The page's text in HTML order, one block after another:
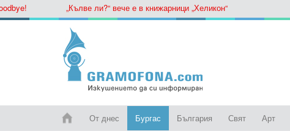
„Кълве ли?“ вече е в книжарници „Хеликон“
От днес Бургас България Свят Арт